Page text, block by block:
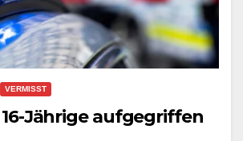
VERMISST
Jährige aufgegriffen